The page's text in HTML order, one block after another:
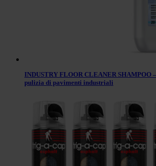
INDUSTRY FLOOR CLEANER SHAMPOO
pulizia di pavimenti industriali